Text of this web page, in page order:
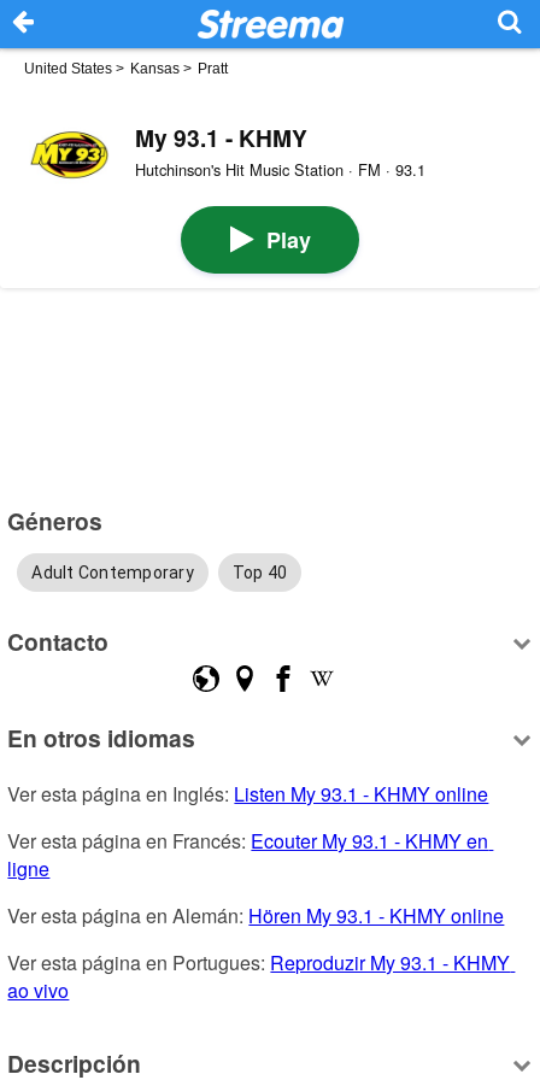
United States > Kansas > Pratt
My 93.1 - KHMY
Hutchinson's Hit Music Station · FM · 93.1
Play
Géneros
Adult Contemporary Top 40
Contacto
En otros idiomas
Ver esta página en Inglés: Listen My 93.1 - KHMY online
Ver esta página en Francés: Ecouter My 93.1 - KHMY en
ligne
Ver esta página en Alemán: Hören My 93.1 - KHMY online
Ver esta página en Portugues: Reproduzir My 93.1 - KHMY
ao vivo
Descripción